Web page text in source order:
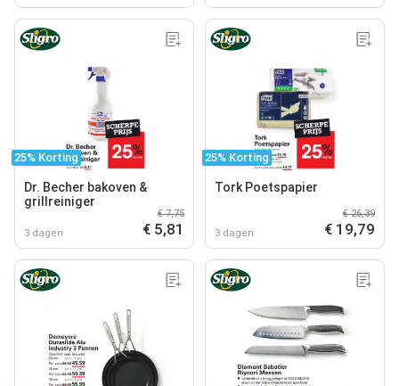
25% Korting
Dr. Becher bakoven &
grillreiniger
3 dagen
€ 7,75
€ 5,81
25% Korting
Tork Poetspapier
3 dagen
€ 26,39
€ 19,79